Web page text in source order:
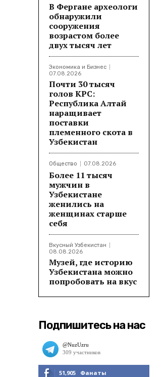
В Фергане археологи
обнаружили
сооружения
возрастом более
двух тысяч лет
Экономика и Бизнес
07.08.2026
Почти 30 тысяч
голов КРС:
Республика Алтай
наращивает
поставки
племенного скота в
Узбекистан
Общество 07.08.2026
Более 11 тысяч
мужчин в
Узбекистане
женились на
женщинах старше
себя
Вкусный Узбекистан
08.08.2026
Музей, где историю
Узбекистана можно
попробовать на вкус
Подпишитесь на нас
51,905 Фанаты